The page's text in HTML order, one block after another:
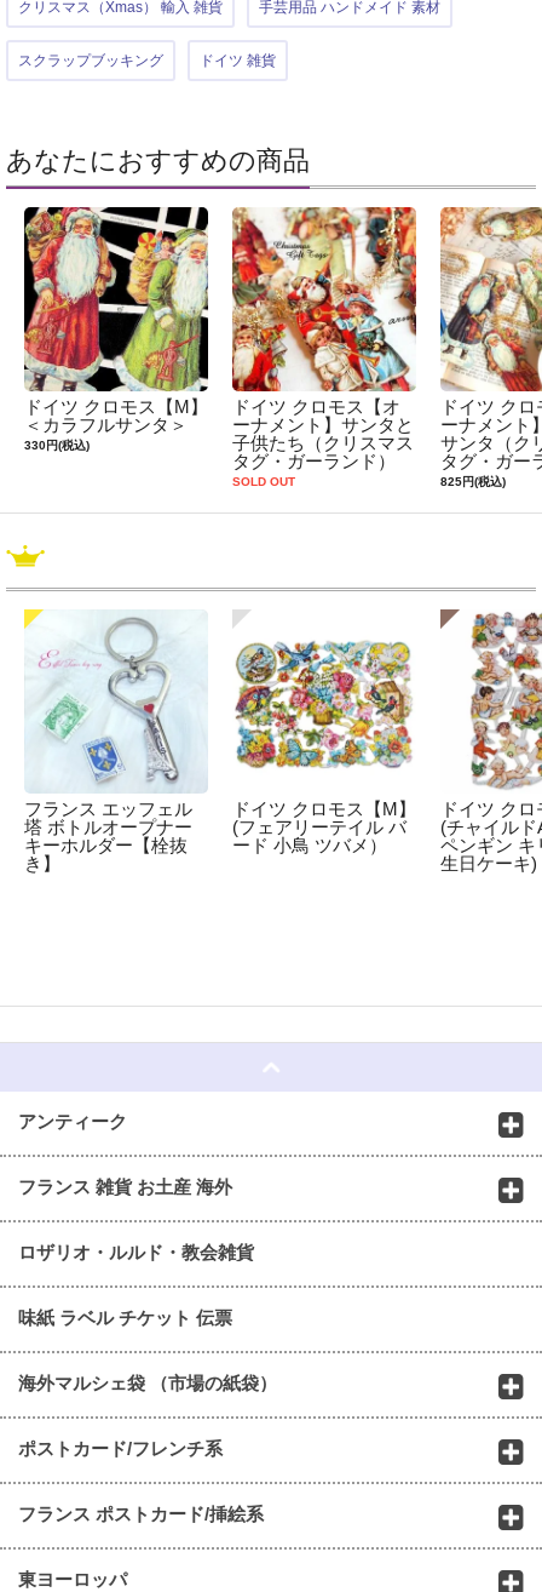
クリスマス（Xmas） 輸入 雑貨 手芸用品 ハンドメイド 素材
スクラップブッキング ドイツ 雑貨
あなたにおすすめの商品
ドイツ クロモス【M】
＜カラフルサンタ＞
330円(税込)
ドイツ クロモス【オ
ーナメント】サンタと
子供たち（クリスマス
タグ・ガーランド）
SOLD OUT
ドイツ ク
ーナメント
サンタ（ク
タグ・ガー
825円(税込)
フランス エッフェル
塔 ボトルオープナー
キーホルダー【栓抜
き】
ドイツ クロモス【M】
(フェアリーテイル バ
ード 小鳥 ツバメ）
ドイツ ク
(チャイルド
ペンギン キ
生日ケーキ)
アンティーク
フランス 雑貨 お土産 海外
ロザリオ・ルルド・教会雑貨
味紙 ラベル チケット 伝票
海外マルシェ袋 （市場の紙袋）
ポストカード/フレンチ系
フランス ポストカード/挿絵系
東ヨーロッパ